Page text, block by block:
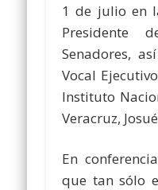
1 de julio en
Presidente
Senadores,
Vocal
Instituto
Veracruz,
En
que tan sólo